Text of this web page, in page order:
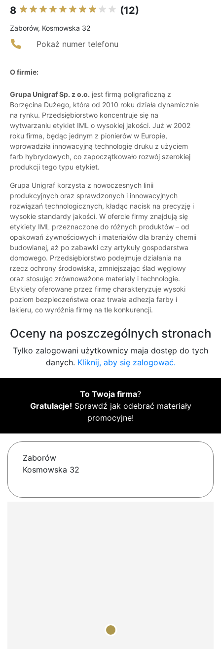
8 (12)
Zaborów, Kosmowska 32
Pokaż numer telefonu
O firmie:
Grupa Unigraf Sp. z o.o. jest firmą poligraficzną z
Borzęcina Dużego, która od 2010 roku działa dynamicznie
na rynku. Przedsiębiorstwo koncentruje się na
wytwarzaniu etykiet IML o wysokiej jakości. Już w 2002
roku firma, będąc jednym z pionierów w Europie,
wprowadziła innowacyjną technologię druku z użyciem
farb hybrydowych, co zapoczątkowało rozwój szerokiej
produkcji tego typu etykiet.
Grupa Unigraf korzysta z nowoczesnych linii
produkcyjnych oraz sprawdzonych i innowacyjnych
rozwiązań technologicznych, kładąc nacisk na precyzję i
wysokie standardy jakości. W ofercie firmy znajdują się
etykiety IML przeznaczone do różnych produktów – od
opakowań żywnościowych i materiałów dla branży chemii
budowlanej, aż po zabawki czy artykuły gospodarstwa
domowego. Przedsiębiorstwo podejmuje działania na
rzecz ochrony środowiska, zmniejszając ślad węglowy
oraz stosując zrównoważone materiały i technologie.
Etykiety oferowane przez firmę charakteryzuje wysoki
poziom bezpieczeństwa oraz trwała adhezja farby i
lakieru, co wyróżnia firmę na tle konkurencji.
Oceny na poszczególnych stronach
Tylko zalogowani użytkownicy maja dostęp do tych
danych. Kliknij, aby się zalogować.
To Twoja firma?
Gratulacje! Sprawdź jak odebrać materiały
promocyjne!
Zaborów
Kosmowska 32